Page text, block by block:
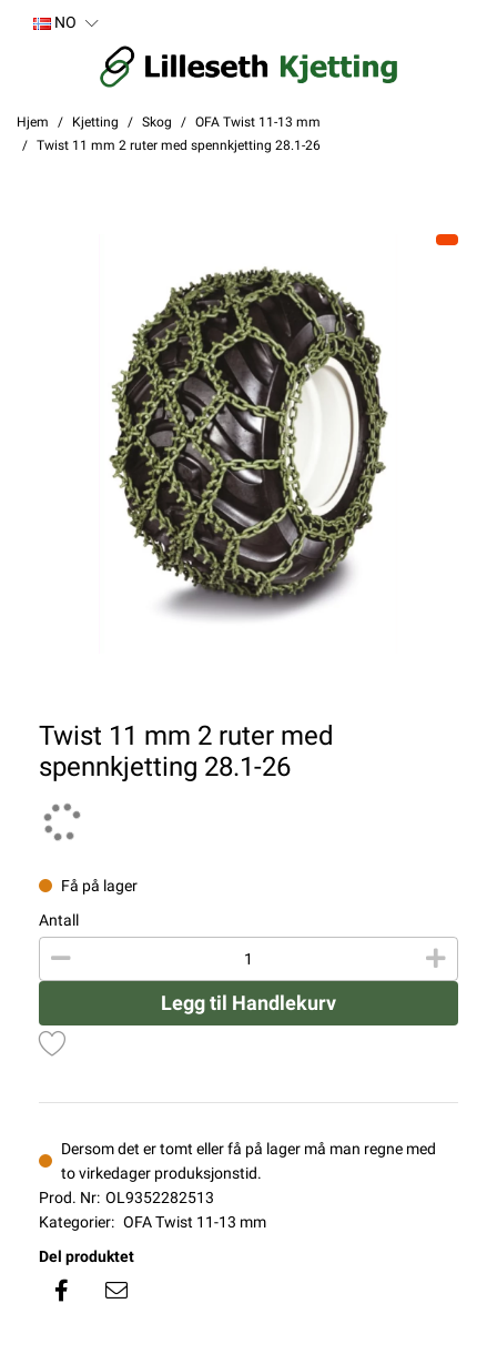
NO
Hjem Kjetting Skog
OFA Twist 11-13 mm
Twist 11 mm 2 ruter med spennkjetting 28.1-26
Twist 11 mm 2 ruter med
spennkjetting 28.1-26
Få på lager
Antall
Legg til Handlekurv
Dersom det er tomt eller få på lager må man regne med
to virkedager produksjonstid.
Prod. Nr: OL9352282513
Kategorier: OFA Twist 11-13 mm
Del produktet